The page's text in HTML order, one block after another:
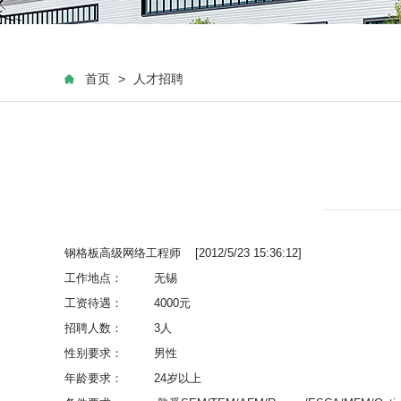
首页 > 人才招聘
钢格板高级网络工程师 [2012/5/23 15:36:12]
工作地点：
无锡
工资待遇：
4000元
招聘人数：
3人
性别要求：
男性
年龄要求：
24岁以上